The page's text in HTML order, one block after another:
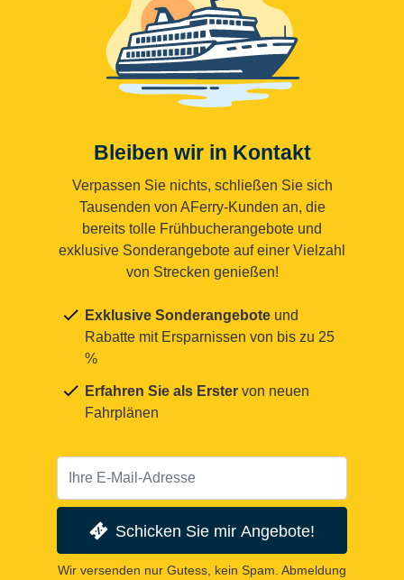
Bleiben wir in Kontakt
Verpassen Sie nichts, schließen Sie sich
Tausenden von AFerry-Kunden an, die
bereits tolle Frühbucherangebote und
exklusive Sonderangebote auf einer Vielzahl
von Strecken genießen!
Exklusive Sonderangebote und
Rabatte mit Ersparnissen von bis zu 25
%
Erfahren Sie als Erster von neuen
Fahrplänen
Schicken Sie mir Angebote!
Wir versenden nur Gutess, kein Spam. Abmeldung